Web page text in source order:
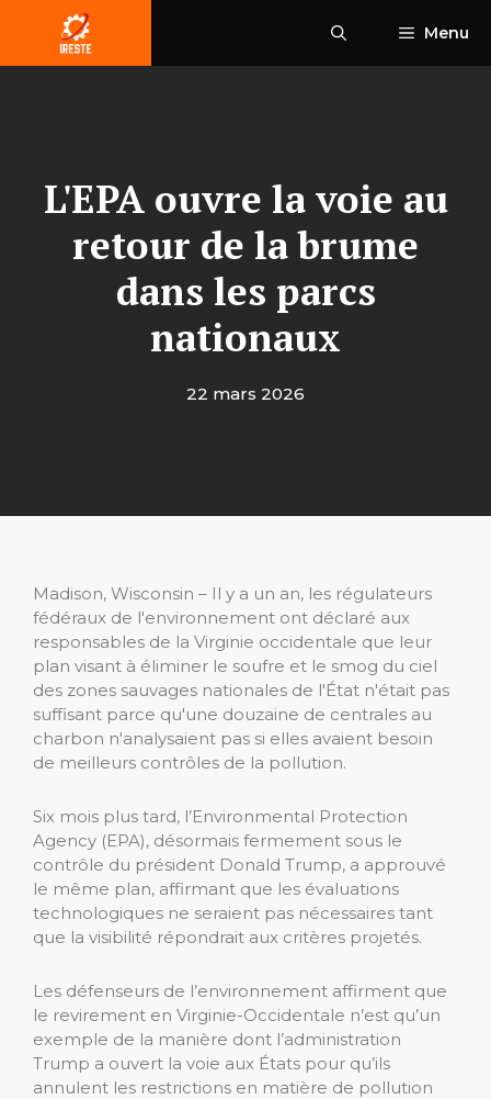
contenu
Menu
L'EPA ouvre la voie au
retour de la brume
dans les parcs
nationaux
22 mars 2026
Madison, Wisconsin – Il y a un an, les régulateurs
fédéraux de l'environnement ont déclaré aux
responsables de la Virginie occidentale que leur
plan visant à éliminer le soufre et le smog du ciel
des zones sauvages nationales de l'État n'était pas
suffisant parce qu'une douzaine de centrales au
charbon n'analysaient pas si elles avaient besoin
de meilleurs contrôles de la pollution.
Six mois plus tard, l’Environmental Protection
Agency (EPA), désormais fermement sous le
contrôle du président Donald Trump, a approuvé
le même plan, affirmant que les évaluations
technologiques ne seraient pas nécessaires tant
que la visibilité répondrait aux critères projetés.
Les défenseurs de l’environnement affirment que
le revirement en Virginie-Occidentale n’est qu’un
exemple de la manière dont l’administration
Trump a ouvert la voie aux États pour qu’ils
annulent les restrictions en matière de pollution